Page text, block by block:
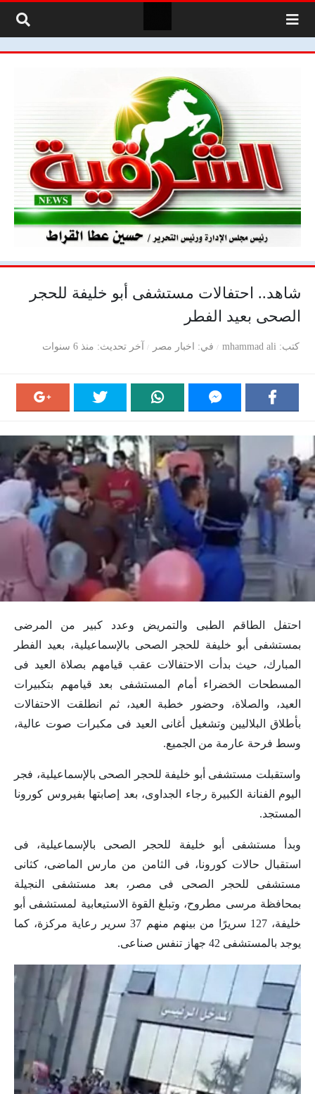
شاهد.. احتفالات مستشفى أبو خليفة للحجر
الصحى بعيد الفطر
كتب mhammad ali في اخبار مصر آخر تحديث منذ 6 سنوات
احتفل الطاقم الطبى والتمريض وعدد كبير من المرضى
بمستشفى أبو خليفة للحجر الصحى بالإسماعيلية، بعيد الفطر
المبارك، حيث بدأت الاحتفالات عقب قيامهم بصلاة العيد فى
المسطحات الخضراء أمام المستشفى بعد قيامهم بتكبيرات
العيد، والصلاة، وحضور خطبة العيد، ثم انطلقت الاحتفالات
بأطلاق البلاليين وتشغيل أغانى العيد فى مكبرات صوت عالية،
وسط فرحة عارمة من الجميع.
واستقبلت مستشفى أبو خليفة للحجر الصحى بالإسماعيلية، فجر
اليوم الفنانة الكبيرة رجاء الجداوى، بعد إصابتها بفيروس كورونا
المستجد.
وبدأ مستشفى أبو خليفة للحجر الصحى بالإسماعيلية، فى
استقبال حالات كورونا، فى الثامن من مارس الماضى، كثانى
مستشفى للحجر الصحى فى مصر، بعد مستشفى النجيلة
بمحافظة مرسى مطروح، وتبلغ القوة الاستيعابية لمستشفى أبو
خليفة، 127 سريرًا من بينهم منهم 37 سرير رعاية مركزة، كما
يوجد بالمستشفى 42 جهاز تنفس صناعى
.